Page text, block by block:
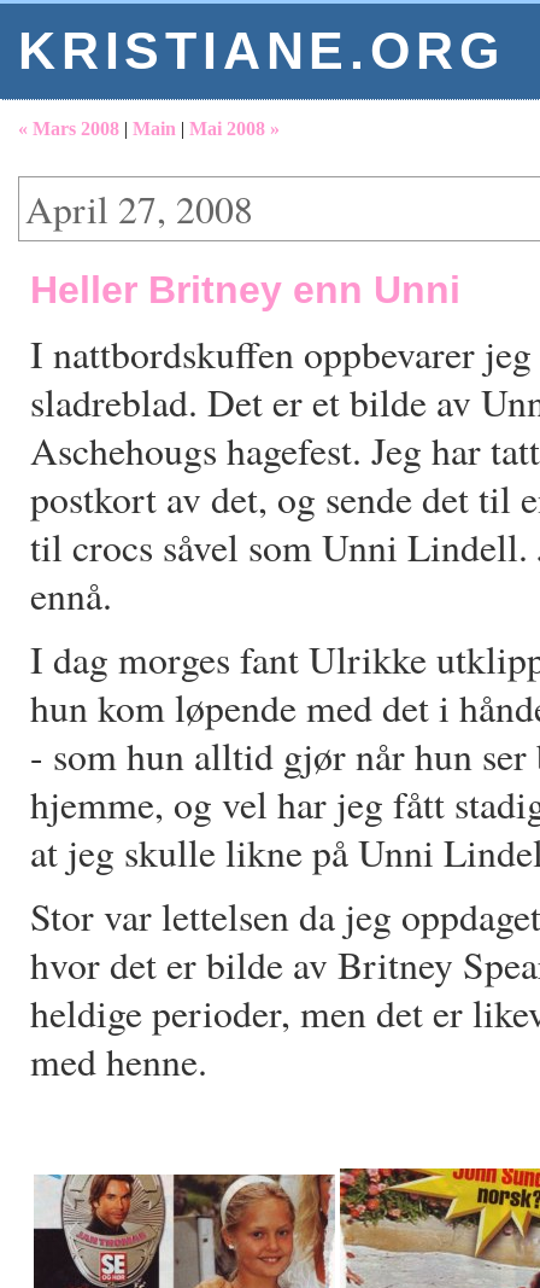
KRISTIANE.ORG
« Mars 2008 | Main | Mai 2008 »
April 27, 2008
Heller Britney enn Unni
I nattbordskuffen oppbevarer
sladreblad. Det er et bilde av
Aschehougs hagefest. Jeg har
postkort av det, og sende det til
til crocs såvel som Unni Lindell.
ennå.
I dag morges fant Ulrikke
hun kom løpende med det i
- som hun alltid gjør når hun
hjemme, og vel har jeg fått
at jeg skulle likne på Unni
Stor var lettelsen da jeg
hvor det er bilde av Britney
heldige perioder, men det er
med henne.